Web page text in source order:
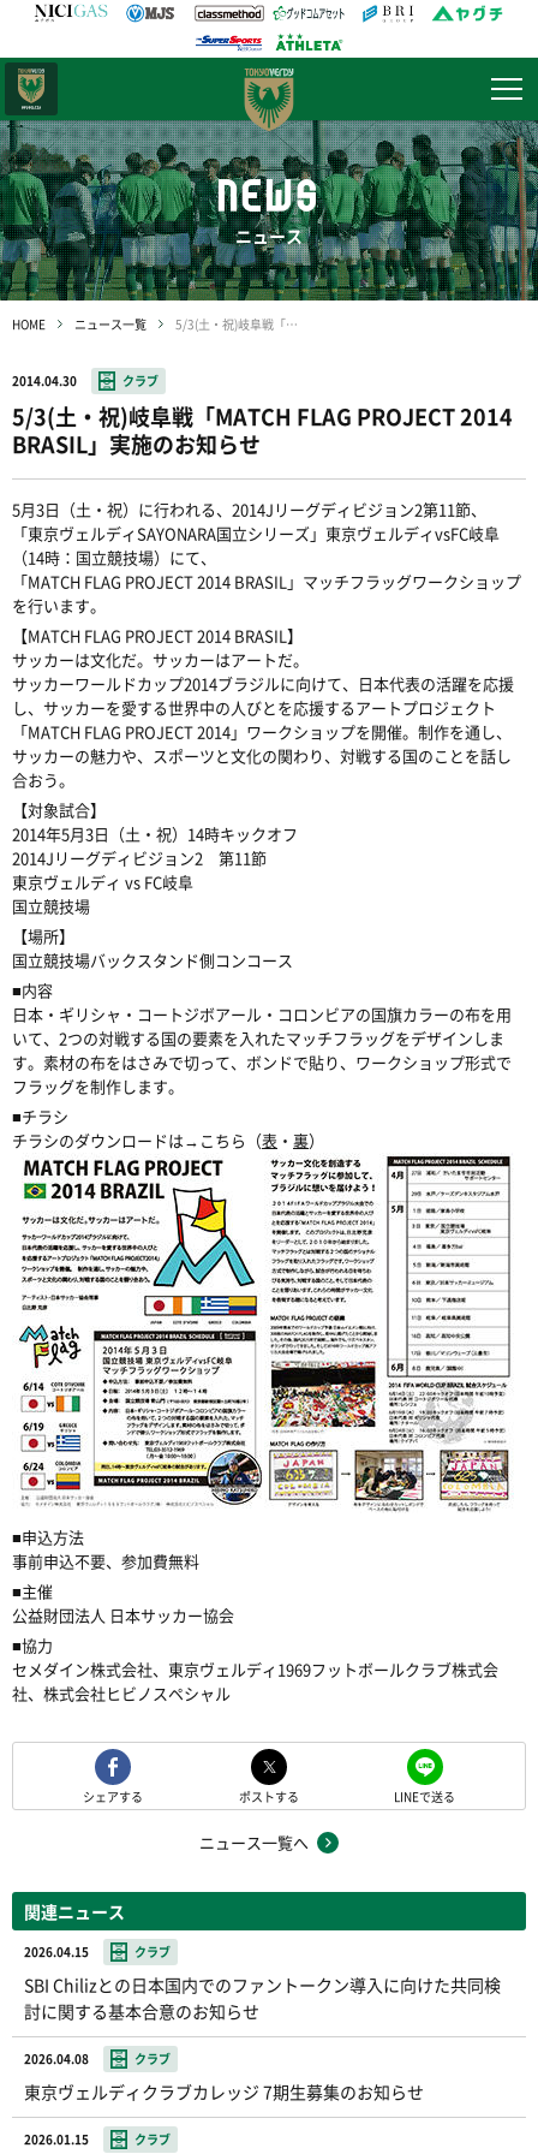
NEWS
ニュース
HOME ニュース一覧 5/3(土・祝)岐阜戦「MATCH FLAG PROJECT 2014 BRASIL」実施のお知らせ
2014.04.30 クラブ
5/3(土・祝)岐阜戦「MATCH FLAG PROJECT 2014
BRASIL」実施のお知らせ
5月3日（土・祝）に行われる、2014Jリーグディビジョン2第11節、
「東京ヴェルディSAYONARA国立シリーズ」東京ヴェルディvsFC岐阜
（14時：国立競技場）にて、
「MATCH FLAG PROJECT 2014 BRASIL」マッチフラッグワークショップ
を行います。
【MATCH FLAG PROJECT 2014 BRASIL】
サッカーは文化だ。サッカーはアートだ。
サッカーワールドカップ2014ブラジルに向けて、日本代表の活躍を応援
し、サッカーを愛する世界中の人びとを応援するアートプロジェクト
「MATCH FLAG PROJECT 2014」ワークショップを開催。制作を通し、
サッカーの魅力や、スポーツと文化の関わり、対戦する国のことを話し
合おう。
【対象試合】
2014年5月3日（土・祝）14時キックオフ
2014Jリーグディビジョン2 第11節
東京ヴェルディ vs FC岐阜
国立競技場
【場所】
国立競技場バックスタンド側コンコース
■内容
日本・ギリシャ・コートジボアール・コロンビアの国旗カラーの布を用
いて、2つの対戦する国の要素を入れたマッチフラッグをデザインしま
す。素材の布をはさみで切って、ボンドで貼り、ワークショップ形式で
フラッグを制作します。
■チラシ
チラシのダウンロードは→こちら（表 ・ 裏）
■申込方法
事前申込不要、参加費無料
■主催
公益財団法人 日本サッカー協会
■協力
セメダイン株式会社、東京ヴェルディ1969フットボールクラブ株式会
社、株式会社ヒビノスペシャル
シェアする ポストする LINEで送る
ニュース一覧へ
関連ニュース
2026.04.15 クラブ
SBI Chilizとの日本国内でのファントークン導入に向けた共同検
討に関する基本合意のお知らせ
2026.04.08 クラブ
東京ヴェルディクラブカレッジ 7期生募集のお知らせ
2026.01.15 クラブ